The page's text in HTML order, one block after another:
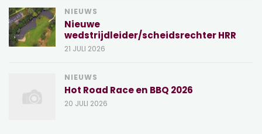
NIEUWS
Nieuwe
wedstrijdleider/scheidsrechter HRR
21 JULI 2026
NIEUWS
Hot Road Race en BBQ 2026
20 JULI 2026